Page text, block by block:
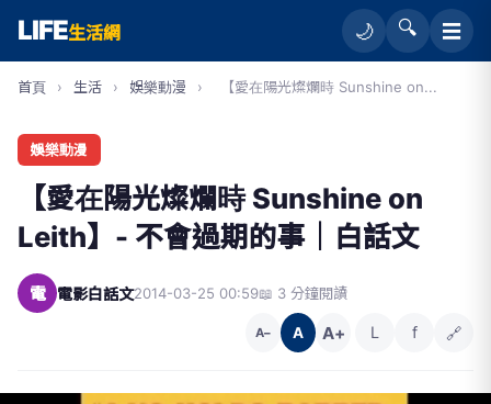
LIFE生活網 🌙 🔍 ☰
首頁 › 生活 › 娛樂動漫 › 【愛在陽光燦爛時 Sunshine on...
娛樂動漫
【愛在陽光燦爛時 Sunshine on
Leith】- 不會過期的事│白話文
電 電影白話文2014-03-25 00:59📖 3 分鐘閱讀
A− A A+ L f 🔗